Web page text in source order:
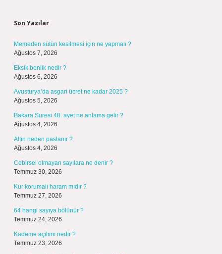
Son Yazılar
Memeden sütün kesilmesi için ne yapmalı ?
Ağustos 7, 2026
Eksik benlik nedir ?
Ağustos 6, 2026
Avusturya’da asgari ücret ne kadar 2025 ?
Ağustos 5, 2026
Bakara Suresi 48. ayet ne anlama gelir ?
Ağustos 4, 2026
Altın neden paslanır ?
Ağustos 4, 2026
Cebirsel olmayan sayılara ne denir ?
Temmuz 30, 2026
Kur korumalı haram mıdır ?
Temmuz 27, 2026
64 hangi sayıya bölünür ?
Temmuz 24, 2026
Kademe açılımı nedir ?
Temmuz 23, 2026